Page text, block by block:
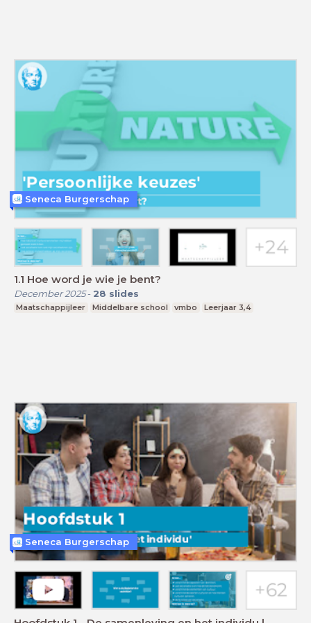
1.1 Hoe word je wie je bent?
December 2025- 28 slides
Maatschappijleer Middelbare school vmbo Leerjaar 3,4
Seneca Burgerschap
Seneca Burgerschap